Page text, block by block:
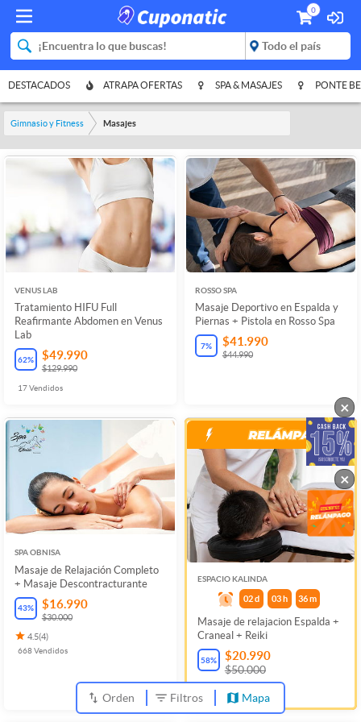
0
DESTACADOS ATRAPA OFERTAS SPA & MASAJES PONTE
Gimnasio y Fitness Masajes
VENUS LAB
Tratamiento HIFU Full
Reafirmante Abdomen en Venus
Lab
62% $49.990
$129.990
17Vendidos
ROSSO SPA
Masaje Deportivo en Espalda y
Piernas + Pistola en Rosso Spa
7% $41.990
$44.990
SPA OBNISA
Masaje de Relajación Completo
+ Masaje Descontracturante
43% $16.990
$30.000
4.5(4)
668Vendidos
ESPACIO KALINDA
02 d 03 h 36m
Masaje de relajacion Espalda +
Craneal + Reiki
58% $20.990
$50.000
197 Vendidos
Orden Filtros Mapa
×
×